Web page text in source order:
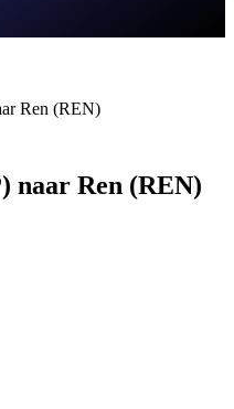
Ren (REN)
naar Ren (REN)